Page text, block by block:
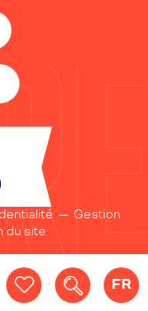
FR
— Gestion
du site